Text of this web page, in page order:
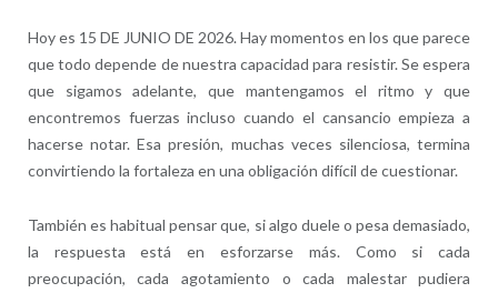
Hoy es 15 DE JUNIO DE 2026. Hay momentos en los que parece
que todo depende de nuestra capacidad para resistir. Se espera
que sigamos adelante, que mantengamos el ritmo y que
encontremos fuerzas incluso cuando el cansancio empieza a
hacerse notar. Esa presión, muchas veces silenciosa, termina
convirtiendo la fortaleza en una obligación difícil de cuestionar.
También es habitual pensar que, si algo duele o pesa demasiado,
la respuesta está en esforzarse más. Como si cada
preocupación, cada agotamiento o cada malestar pudiera